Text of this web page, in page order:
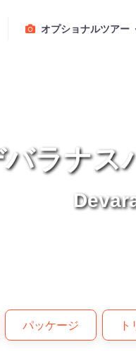
オプショナルツアー
ラナス
パッケージ